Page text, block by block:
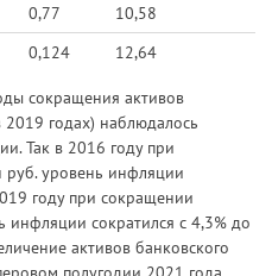
0,77
10,58
0,124 12,64
сокращения активов
годах) наблюдалось
Так в 2016 году при
руб. уровень инфляции
году при сокращении
инфляции сократился с 4,3% до
активов банковского